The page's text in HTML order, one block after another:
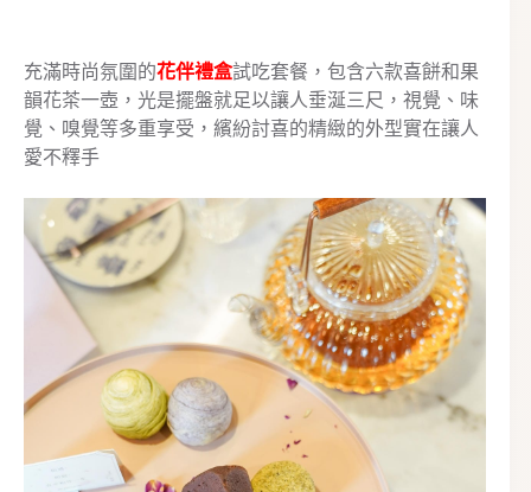
充滿時尚氛圍的花伴禮盒試吃套餐，包含六款喜餅和果
韻花茶一壺，光是擺盤就足以讓人垂涎三尺，視覺、味
覺、嗅覺等多重享受，繽紛討喜的精緻的外型實在讓人
愛不釋手